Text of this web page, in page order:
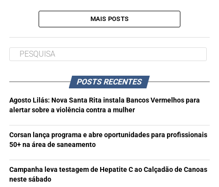
MAIS POSTS
POSTS RECENTES
Agosto Lilás: Nova Santa Rita instala Bancos Vermelhos para
alertar sobre a violência contra a mulher
Corsan lança programa e abre oportunidades para profissionais
50+ na área de saneamento
Campanha leva testagem de Hepatite C ao Calçadão de Canoas
neste sábado